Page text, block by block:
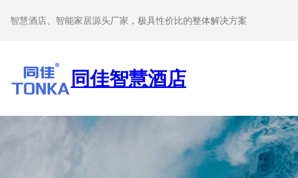
智慧酒店、智能家居源头厂家，极具性价比的整体解决方案
同佳智慧酒店